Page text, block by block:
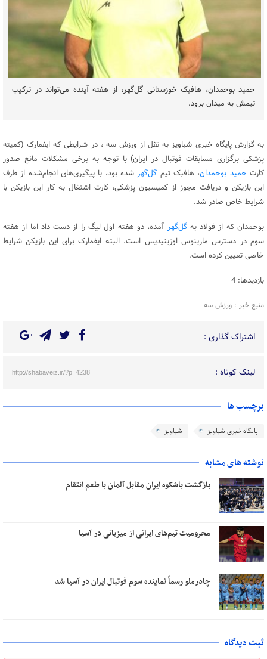
حمید بوحمدان، هافبک خوزستانی گل‌گهر، از هفته آینده می‌تواند در ترکیب
تیمش به میدان برود.
به گزارش پایگاه خبری شباویز به نقل از ورزش سه ، در شرایطی که ایفمارک (کمیته
پزشکی برگزاری مسابقات فوتبال در ایران) با توجه به برخی مشکلات مانع صدور
کارت حمید بوحمدان، هافبک تیم گل‌گهرشده بود، با پیگیری‌های انجام‌شده از طرف
این بازیکن و دریافت مجوز از کمیسیون پزشکی، کارت اشتغال به کار این بازیکن با
شرایط خاص صادر شد.
بوحمدان که از فولاد بهگل‌گهر آمده، دو هفته اول لیگ را از دست داد اما از هفته
سوم در دسترس مارینوس اوزینیدیس است. البته ایفمارک برای این بازیکن شرایط
خاصی تعیین کرده است.
بازدیدها: 4
منبع خبر : ورزش سه
اشتراک گذاری :
لینک کوتاه : http://shabaveiz.ir/?p=4238
برچسب ها
پایگاه خبری شباویز شباویز
نوشته های مشابه
بازگشت باشکوه ایران مقابل آلمان با طعم انتقام
محرومیت تیم‌های ایرانی از میزبانی در آسیا
چادرملو رسماً نماینده سوم فوتبال ایران در آسیا شد
ثبت دیدگاه